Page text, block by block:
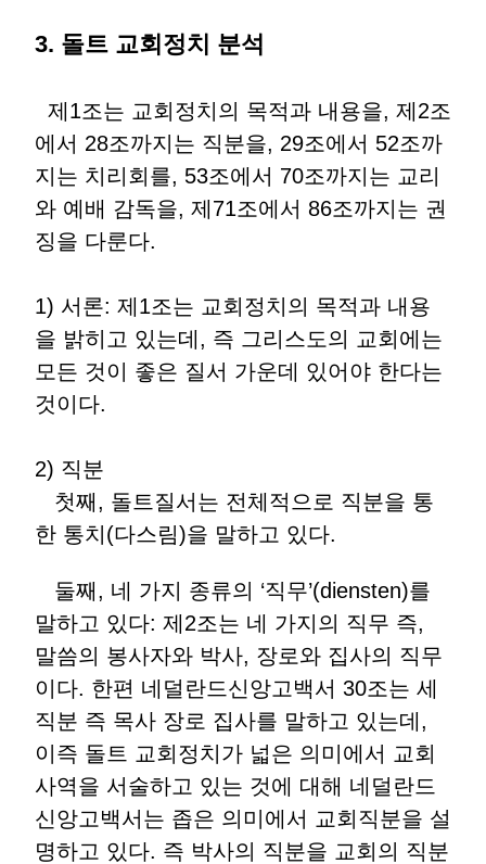
3. 돌트 교회정치 분석
제1조는 교회정치의 목적과 내용을, 제2조
에서 28조까지는 직분을, 29조에서 52조까
지는 치리회를, 53조에서 70조까지는 교리
와 예배 감독을, 제71조에서 86조까지는 권
징을 다룬다.
1) 서론: 제1조는 교회정치의 목적과 내용
을 밝히고 있는데, 즉 그리스도의 교회에는
모든 것이 좋은 질서 가운데 있어야 한다는
것이다.
2) 직분
첫째, 돌트질서는 전체적으로 직분을 통
한 통치(다스림)을 말하고 있다.
둘째, 네 가지 종류의 ‘직무’(diensten)를
말하고 있다: 제2조는 네 가지의 직무 즉,
말씀의 봉사자와 박사, 장로와 집사의 직무
이다. 한편 네덜란드신앙고백서 30조는 세
직분 즉 목사 장로 집사를 말하고 있는데,
이즉 돌트 교회정치가 넓은 의미에서 교회
사역을 서술하고 있는 것에 대해 네덜란드
신앙고백서는 좁은 의미에서 교회직분을 설
명하고 있다. 즉 박사의 직분을 교회의 직분